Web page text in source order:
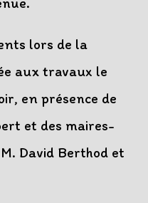
lors de la
aux travaux le
en présence de
et des maires-
David Berthod et